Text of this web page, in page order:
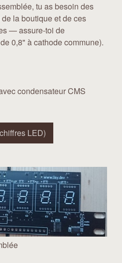
tu as besoin des
la boutique et de ces
— assure-toi de
0,8" à cathode commune).
condensateur CMS
LED)